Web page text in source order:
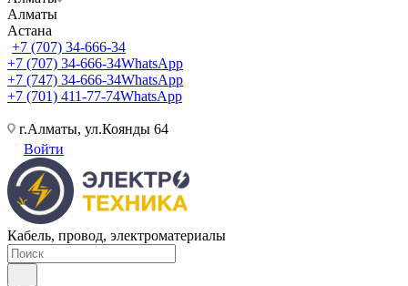
Алматы
Астана
+7 (707) 34-666-34
+7 (707) 34-666-34WhatsApp
+7 (747) 34-666-34WhatsApp
+7 (701) 411-77-74WhatsApp
г.Алматы, ул.Коянды 64
Войти
Кабель, провод, электроматериалы